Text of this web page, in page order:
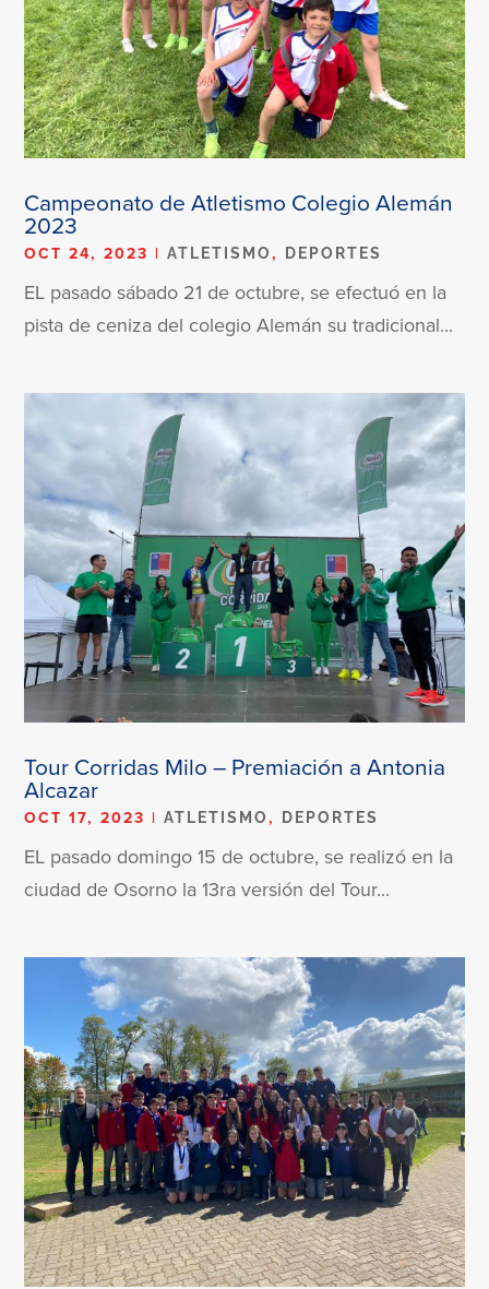
Campeonato de Atletismo Colegio Alemán
2023
OCT 24, 2023 |ATLETISMO, DEPORTES
EL pasado sábado 21 de octubre, se efectuó en la
pista de ceniza del colegio Alemán su tradicional...
Tour Corridas Milo – Premiación a Antonia
Alcazar
OCT 17, 2023 |ATLETISMO, DEPORTES
EL pasado domingo 15 de octubre, se realizó en la
ciudad de Osorno la 13ra versión del Tour...